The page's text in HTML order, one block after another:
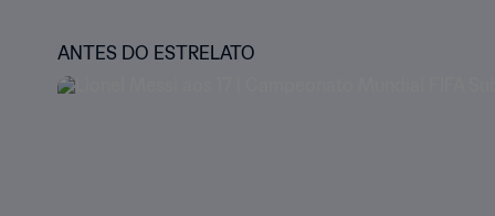
ANTES DO ESTRELATO